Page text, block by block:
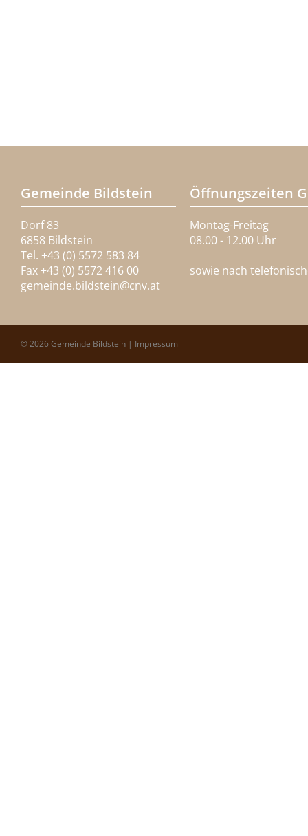
Gemeinde Bildstein
Dorf 83
6858 Bildstein
Tel. +43 (0) 5572 583 84
Fax +43 (0) 5572 416 00
gemeinde.bildstein@cnv.at
Öffnungszeiten
Montag-Freitag
08.00 - 12.00 Uhr
sowie nach
© 2026 Gemeinde Bildstein | Impressum